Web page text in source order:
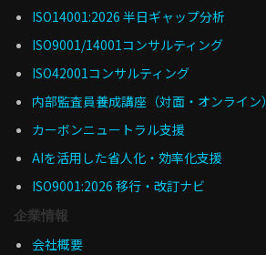
ISO14001:2026 半日ギャップ分析
ISO9001/14001コンサルティング
ISO42001コンサルティング
内部監査員養成講座（対面・オンライン）
カーボンニュートラル支援
AIを活用した省人化・効率化支援
ISO9001:2026 移行・改訂ナビ
企業情報
会社概要